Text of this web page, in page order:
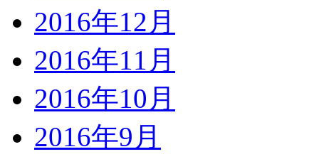
2016年12月
2016年11月
2016年10月
2016年9月